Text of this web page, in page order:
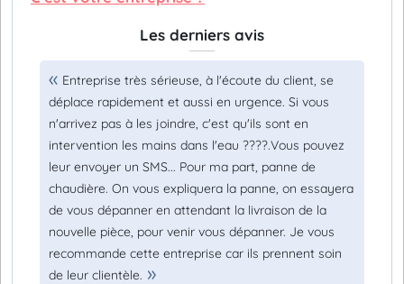
Les derniers avis
Entreprise très sérieuse, à l'écoute du client, se
déplace rapidement et aussi en urgence. Si vous
n'arrivez pas à les joindre, c'est qu'ils sont en
intervention les mains dans l'eau ????.Vous pouvez
leur envoyer un SMS... Pour ma part, panne de
chaudière. On vous expliquera la panne, on essayera
de vous dépanner en attendant la livraison de la
nouvelle pièce, pour venir vous dépanner. Je vous
recommande cette entreprise car ils prennent soin
de leur clientèle.